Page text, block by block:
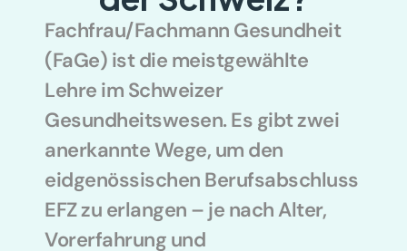
Fachfrau/Fachmann Gesundheit
(FaGe) ist die meistgewählte
Lehre im Schweizer
Gesundheitswesen. Es gibt zwei
anerkannte Wege, um den
eidgenössischen Berufsabschluss
EFZ zu erlangen – je nach Alter,
Vorerfahrung und